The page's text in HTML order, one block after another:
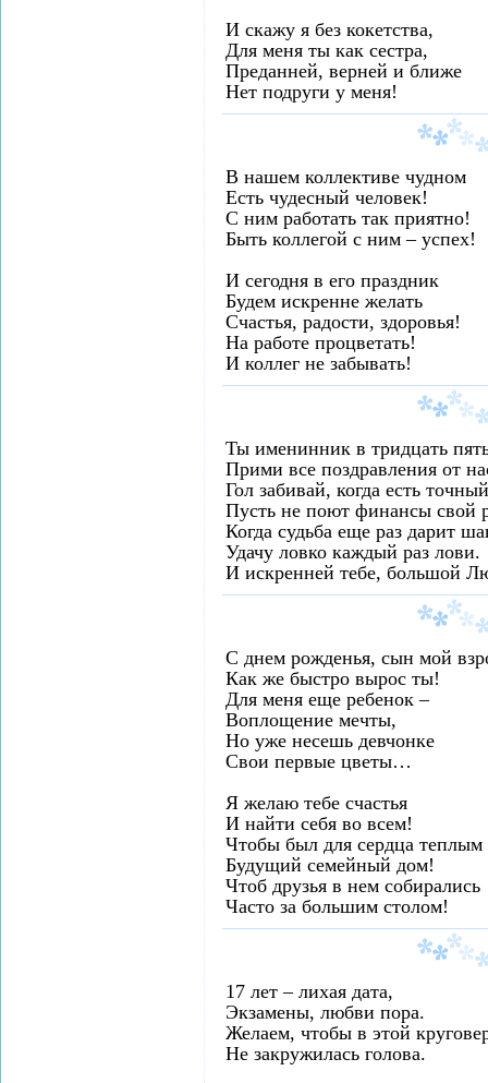
И скажу я без кокетства,
Для меня ты как сестра,
Преданней, верней и ближе
Нет подруги у меня!
В нашем коллективе чудном
Есть чудесный человек!
С ним работать так приятно!
Быть коллегой с ним – успех!
И сегодня в его праздник
Будем искренне желать
Счастья, радости, здоровья!
На работе процветать!
И коллег не забывать!
Ты именинник в тридцать
Прими все поздравления от
Гол забивай, когда есть
Пусть не поют финансы свой
Когда судьба еще раз дарит
Удачу ловко каждый раз лови.
И искренней тебе, большой
С днем рожденья, сын мой
Как же быстро вырос ты!
Для меня еще ребенок –
Воплощение мечты,
Но уже несешь девчонке
Свои первые цветы…
Я желаю тебе счастья
И найти себя во всем!
Чтобы был для сердца теплым
Будущий семейный дом!
Чтоб друзья в нем собирались
Часто за большим столом!
17 лет – лихая дата,
Экзамены, любви пора.
Желаем, чтобы в этой
Не закружилась голова.